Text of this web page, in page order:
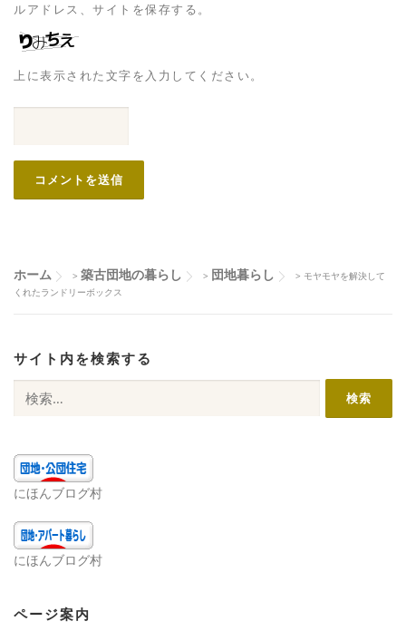
ルアドレス、サイトを保存する。
上に表示された文字を入力してください。
ホーム > 築古団地の暮らし > 団地暮らし > モヤモヤを解決して
くれたランドリーボックス
サイト内を検索する
索:
にほんブログ村
にほんブログ村
ページ案内